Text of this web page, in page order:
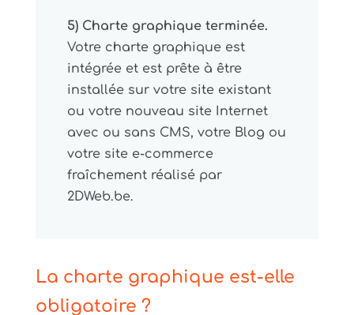
5) Charte graphique terminée.
Votre charte graphique est
intégrée et est prête à être
installée sur votre site existant
ou votre nouveau site Internet
avec ou sans CMS, votre Blog ou
votre site e-commerce
fraîchement réalisé par
2DWeb.be.
La charte graphique est-elle
obligatoire ?